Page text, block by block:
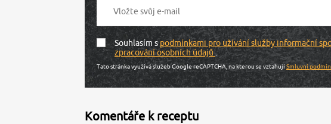
Souhlasím spodmínkami pro užívání služby informační
zpracování osobních údajů.
Tato stránka využívá služeb Google reCAPTCHA, na kterou se vztahujíSmluvní
Komentáře k receptu